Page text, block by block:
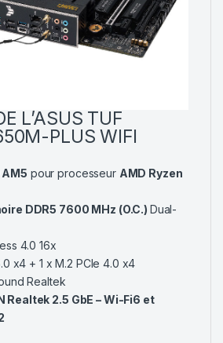
L’ASUS TUF
PLUS WIFI
pour processeur AMD Ryzen
DDR5 7600 MHz (O.C.) Dual-
4.0 16x
x4 + 1 x M.2 PCIe 4.0 x4
Realtek
Realtek 2.5 GbE – Wi-Fi6 et